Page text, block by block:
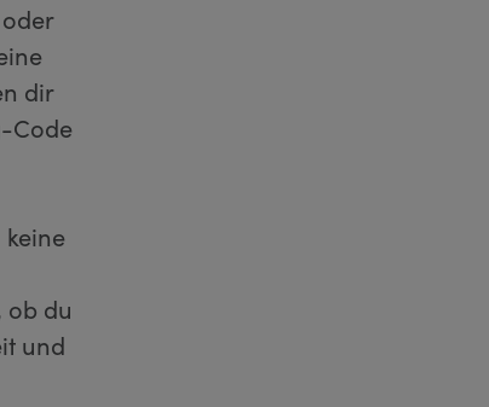
dir
Code
ob du
und